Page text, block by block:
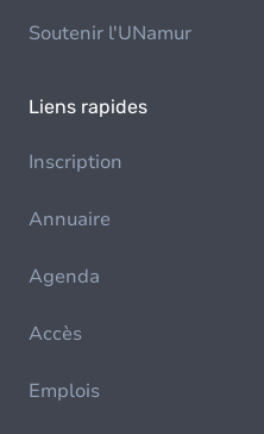
Soutenir l'UNamur
Liens rapides
Inscription
Annuaire
Agenda
Accès
Emplois